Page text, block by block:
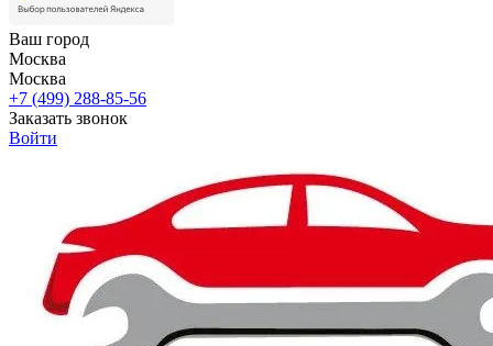
Ваш город
Москва
Москва
+7 (499) 288-85-56
Заказать звонок
Войти